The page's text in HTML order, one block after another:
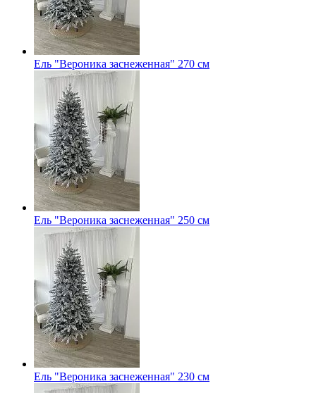
Ель "Вероника заснеженная" 270 см
Ель "Вероника заснеженная" 250 см
Ель "Вероника заснеженная" 230 см